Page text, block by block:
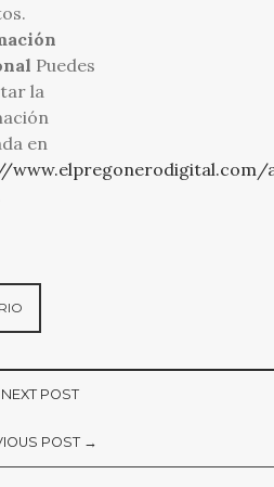
Puedes
la
en
www.elpregonerodigital.com/
POST
POST →